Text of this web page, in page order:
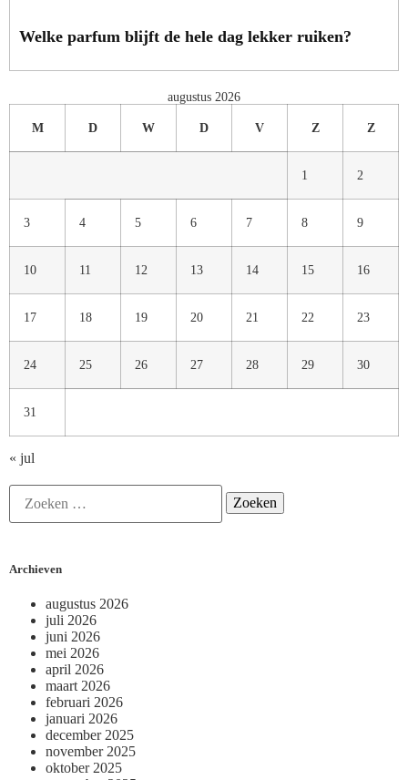
Welke parfum blijft de hele dag lekker ruiken?
augustus 2026
M D W D V Z Z
1 2
3 4 5 6 7 8 9
10 11 12 13 14 15 16
17 18 19 20 21 22 23
24 25 26 27 28 29 30
31
« jul
Archieven
augustus 2026
juli 2026
juni 2026
mei 2026
april 2026
maart 2026
februari 2026
januari 2026
december 2025
november 2025
oktober 2025